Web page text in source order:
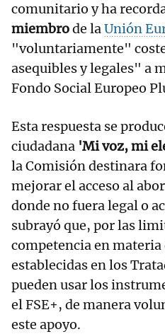
comunitario y ha
miembrode laUnión
"voluntariamente"
asequibles y legales" a
Fondo Social Europeo
Esta respuesta se
ciudadana 'Mi voz, mi
la Comisión destinara
mejorar el acceso al
donde no fuera legal o
subrayó que, por las
competencia en materia
establecidas en los
pueden usar los
el FSE+, de manera
este apoyo.